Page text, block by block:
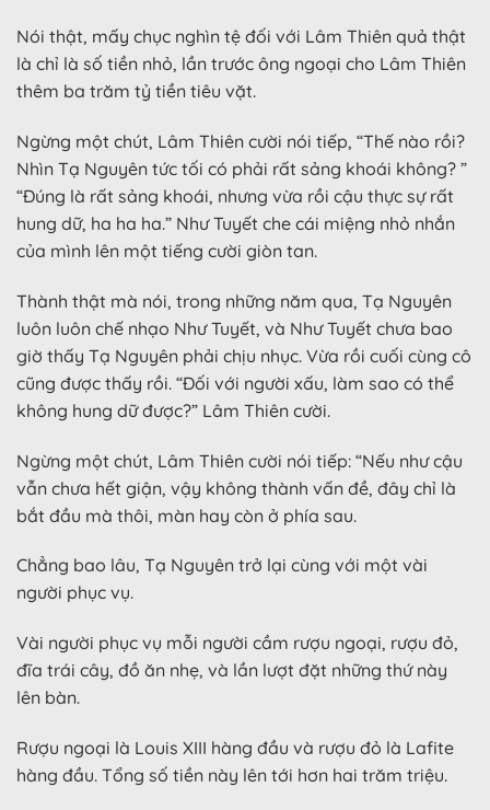
Nói thật, mấy chục nghìn tệ đối với Lâm Thiên quả thật
là chỉ là số tiền nhỏ, lần trước ông ngoại cho Lâm Thiên
thêm ba trăm tỷ tiền tiêu vặt.
Ngừng một chút, Lâm Thiên cười nói tiếp, “Thế nào rồi?
Nhìn Tạ Nguyên tức tối có phải rất sảng khoái không? ”
“Đúng là rất sảng khoái, nhưng vừa rồi cậu thực sự rất
hung dữ, ha ha ha.” Như Tuyết che cái miệng nhỏ nhắn
của mình lên một tiếng cười giòn tan.
Thành thật mà nói, trong những năm qua, Tạ Nguyên
luôn luôn chế nhạo Như Tuyết, và Như Tuyết chưa bao
giờ thấy Tạ Nguyên phải chịu nhục. Vừa rồi cuối cùng cô
cũng được thấy rồi. “Đối với người xấu, làm sao có thể
không hung dữ được?” Lâm Thiên cười.
Ngừng một chút, Lâm Thiên cười nói tiếp: “Nếu như cậu
vẫn chưa hết giận, vậy không thành vấn đề, đây chỉ là
bắt đầu mà thôi, màn hay còn ở phía sau.
Chẳng bao lâu, Tạ Nguyên trở lại cùng với một vài
người phục vụ.
Vài người phục vụ mỗi người cầm rượu ngoại, rượu đỏ,
đĩa trái cây, đồ ăn nhẹ, và lần lượt đặt những thứ này
lên bàn.
Rượu ngoại là Louis XIII hàng đầu và rượu đỏ là Lafite
hàng đầu. Tổng số tiền này lên tới hơn hai trăm triệu.